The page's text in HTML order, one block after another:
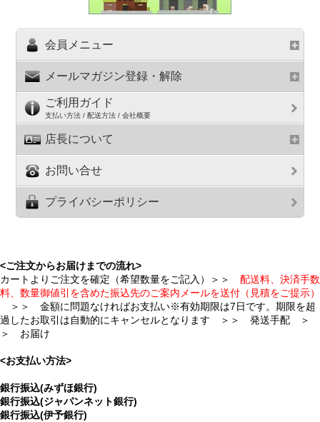
会員メニュー
メールマガジン登録・解除
ご利用ガイド
支払い方法 / 配送方法 / 会社概要
店長について
お問い合せ
プライバシーポリシー
<ご注文からお届けまでの流れ>
カートよりご注文を確定（希望数量をご記入）＞＞ 配送料、決済手数
料、数量御値引を含めた振込先のご案内メールを送付（見積をご提示）
＞＞ 金額に問題なければお支払い※有効期限は7日です。期限を超
過したお取引は自動的にキャンセルとなります ＞＞ 発送手配 ＞
＞ お届け
<お支払い方法>
銀行振込(みずほ銀行)
銀行振込(ジャパンネット銀行)
銀行振込(伊予銀行)